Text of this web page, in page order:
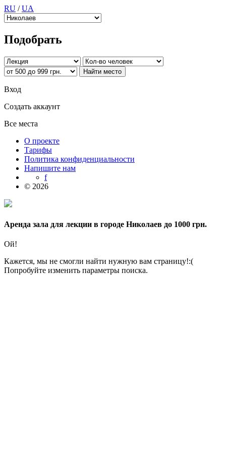
RU /UA
Подобрать
Вход
Создать аккаунт
Все места
О проекте
Тарифы
Политика конфиденциальности
Напишите нам
f
© 2026
Аренда зала для лекции в городе Николаев до 1000 грн.
Ой!
Кажется, мы не смогли найти нужную вам страницу!:(
Попробуйте изменить параметры поиска.